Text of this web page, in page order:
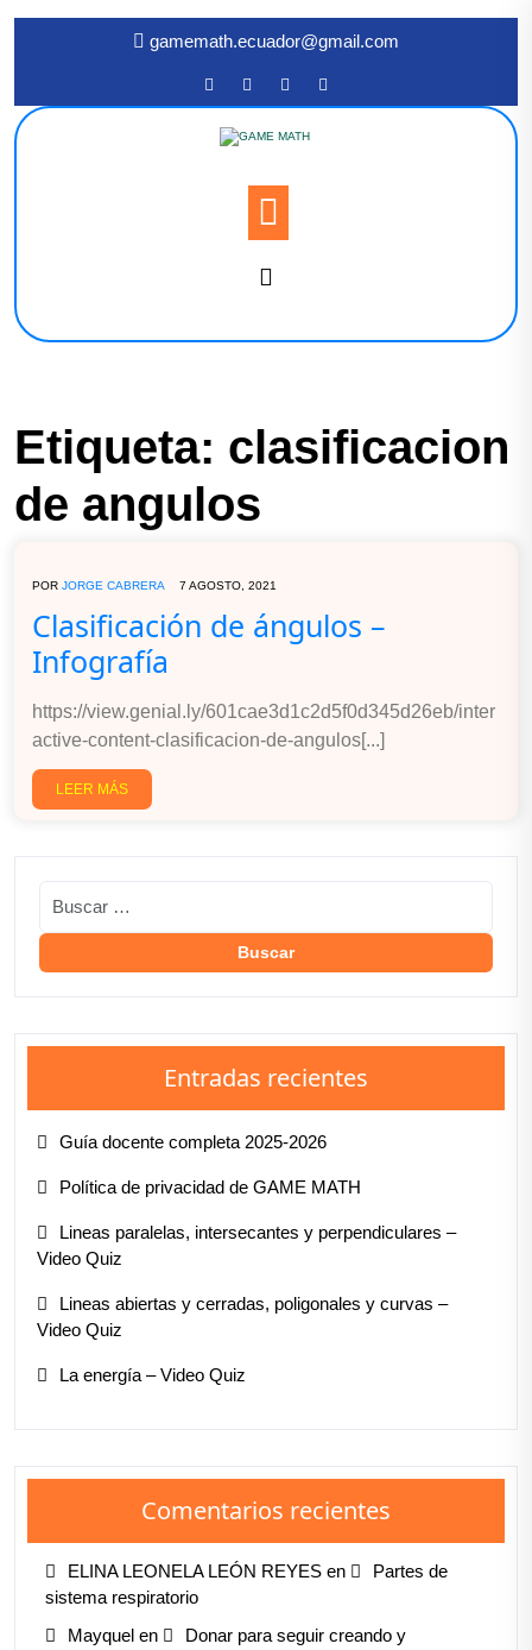
gamemath.ecuador@gmail.com
Etiqueta: clasificacion
de angulos
POR JORGE CABRERA 7 AGOSTO, 2021
Clasificación de ángulos –
Infografía
https://view.genial.ly/601cae3d1c2d5f0d345d26eb/inter
active-content-clasificacion-de-angulos[...]
LEER MÁS
Entradas recientes
Guía docente completa 2025-2026
Política de privacidad de GAME MATH
Lineas paralelas, intersecantes y perpendiculares –
Video Quiz
Lineas abiertas y cerradas, poligonales y curvas –
Video Quiz
La energía – Video Quiz
Comentarios recientes
ELINA LEONELA LEÓN REYES en
Partes de
sistema respiratorio
Mayquel en
Donar para seguir creando y